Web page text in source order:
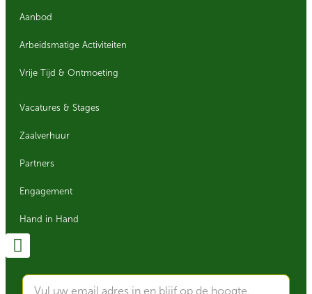
Aanbod
Arbeidsmatige Activiteiten
Vrije Tijd & Ontmoeting
Vacatures & Stages
Zaalverhuur
Partners
Engagement
Hand in Hand